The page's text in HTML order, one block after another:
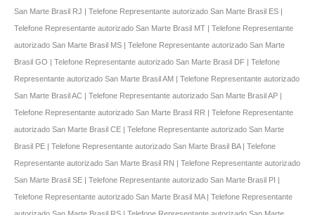
San Marte Brasil RJ | Telefone Representante autorizado San Marte Brasil ES |
Telefone Representante autorizado San Marte Brasil MT | Telefone Representante
autorizado San Marte Brasil MS | Telefone Representante autorizado San Marte
Brasil GO | Telefone Representante autorizado San Marte Brasil DF | Telefone
Representante autorizado San Marte Brasil AM | Telefone Representante autorizado
San Marte Brasil AC | Telefone Representante autorizado San Marte Brasil AP |
Telefone Representante autorizado San Marte Brasil RR | Telefone Representante
autorizado San Marte Brasil CE | Telefone Representante autorizado San Marte
Brasil PE | Telefone Representante autorizado San Marte Brasil BA | Telefone
Representante autorizado San Marte Brasil RN | Telefone Representante autorizado
San Marte Brasil SE | Telefone Representante autorizado San Marte Brasil PI |
Telefone Representante autorizado San Marte Brasil MA | Telefone Representante